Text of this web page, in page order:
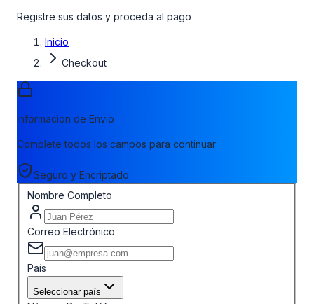
Registre sus datos y proceda al pago
Inicio
Checkout
Informacion de Envio
Complete todos los campos para continuar
Seguro y Encriptado
Nombre Completo
Correo Electrónico
País
Seleccionar país